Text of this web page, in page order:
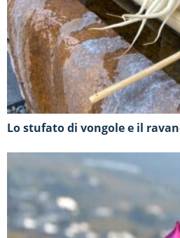
Lo stufato di vongole e il